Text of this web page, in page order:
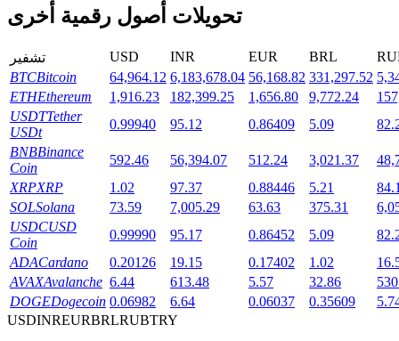
Launchpool
الرهان المرن لكسب العملات الرقمية الشهيرة
تحويلات أصول رقمية أخرى
تشفير USD INR EUR BRL
BTCBitcoin 64,964.12 6,183,678.04 56,168.82 331,297.52
ETHEthereum 1,916.23 182,399.25 1,656.80 9,772.24
USDTTether
USDt
0.99940 95.12 0.86409 5.09
BNBBinance
Coin
592.46 56,394.07 512.24 3,021.37
XRPXRP 1.02 97.37 0.88446 5.21
SOLSolana 73.59 7,005.29 63.63 375.31
USDCUSD
Coin
0.99990 95.17 0.86452 5.09
ADACardano 0.20126 19.15 0.17402 1.02
AVAXAvalanche 6.44 613.48 5.57 32.86
DOGEDogecoin 0.06982 6.64 0.06037 0.35609
USDINREURBRLRUBTRY